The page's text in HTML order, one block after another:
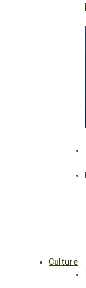
Culture